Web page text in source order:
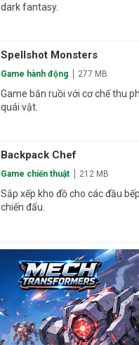
dark fantasy.
Spellshot Monsters
Game hành động 277 MB
Game bắn ruồi với cơ chế thu
quái vật.
Backpack Chef
Game chiến thuật 212 MB
Sắp xếp kho đồ cho các đầu bếp
chiến đấu.